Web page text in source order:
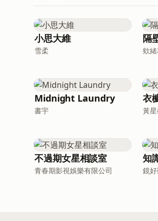
小思大維
雪柔
隔
欸
Midnight Laundry
書宇
衣
不過期女星相談室
青春期影視娛樂有限公司
知
鏡